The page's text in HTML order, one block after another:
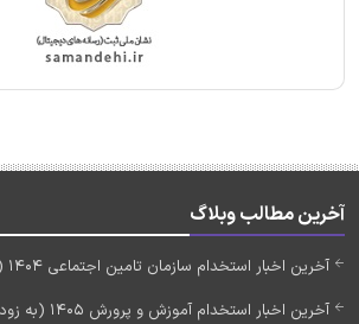
آخرین مطالب وبلاگ
آخرین اخبار استخدام سازمان تامین اجتماعی 1404 (به زودی)
آخرین اخبار استخدام آموزش و پرورش 1405 (به زودی)